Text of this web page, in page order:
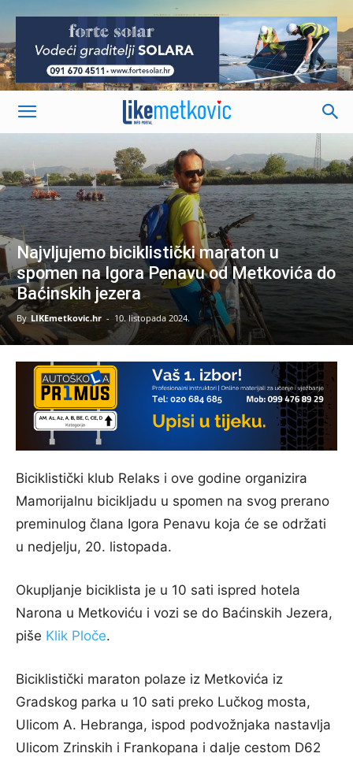
-
Najvljujemo biciklistički maraton u
spomen na Igora Penavu od Metkovića do
Baćinskih jezera
By LIKEmetkovic.hr - 10. listopada 2024.
Biciklistički klub Relaks i ove godine organizira
Mamorijalnu bicikljadu u spomen na svog prerano
preminulog člana Igora Penavu koja će se održati
u nedjelju, 20. listopada.
Okupljanje biciklista je u 10 sati ispred hotela
Narona u Metkoviću i vozi se do Baćinskih Jezera,
piše Klik Ploče.
Biciklistički maraton polaze iz Metkovića iz
Gradskog parka u 10 sati preko Lučkog mosta,
Ulicom A. Hebranga, ispod podvožnjaka nastavlja
Ulicom Zrinskih i Frankopana i dalje cestom D62